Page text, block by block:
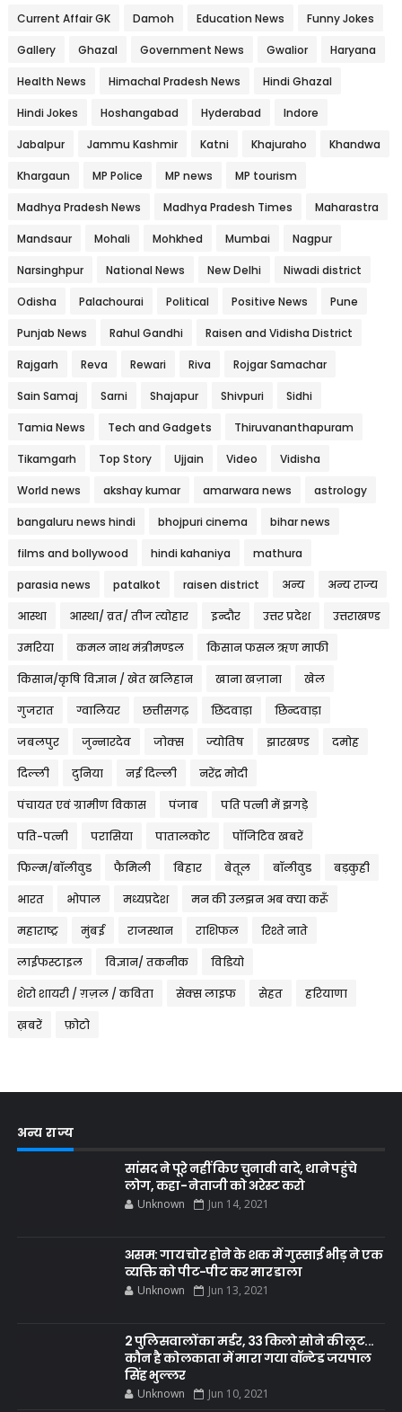
Current Affair GK Damoh Education News Funny Jokes
Gallery Ghazal Government News Gwalior Haryana
Health News Himachal Pradesh News Hindi Ghazal
Hindi Jokes Hoshangabad Hyderabad Indore
Jabalpur Jammu Kashmir Katni Khajuraho Khandwa
Khargaun MP Police MP news MP tourism
Madhya Pradesh News Madhya Pradesh Times Maharastra
Mandsaur Mohali Mohkhed Mumbai Nagpur
Narsinghpur National News New Delhi Niwadi district
Odisha Palachourai Political Positive News Pune
Punjab News Rahul Gandhi Raisen and Vidisha District
Rajgarh Reva Rewari Riva Rojgar Samachar
Sain Samaj Sarni Shajapur Shivpuri Sidhi
Tamia News Tech and Gadgets Thiruvananthapuram
Tikamgarh Top Story Ujjain Video Vidisha
World news akshay kumar amarwara news astrology
bangaluru news hindi bhojpuri cinema bihar news
films and bollywood hindi kahaniya mathura
parasia news patalkot raisen district अन्य अन्य राज्य
आस्था आस्था/ व्रत/ तीज त्‍योहार इन्दौर उत्तर प्रदेश उत्तराखण्ड
उमरिया कमल नाथ मंत्रीमण्डल किसान फसल ऋण माफी
किसान/कृषि विज्ञान / खेत खलिहान खाना खज़ाना खेल
गुजरात ग्वालियर छत्तीसगढ़ छिंदवाड़ा छिन्दवाड़ा
जबलपुर जुन्नारदेव जोक्स ज्योतिष झारखण्ड दमोह
दिल्ली दुनिया नई दिल्ली नरेंद्र मोदी
पंचायत एवं ग्रामीण विकास पंजाब पति पत्नी में झगड़े
पति-पत्नी परासिया पातालकोट पॉजिटिव खबरें
फिल्म/बॉलीवुड फैमिली बिहार बेतूल बॉलीवुड बड़कुही
भारत भोपाल मध्यप्रदेश मन की उलझन अब क्या करूँ
महाराष्ट्र मुंबई राजस्थान राशिफल रिश्ते नाते
लाईफस्टाइल विज्ञान/ तकनीक विडियो
शेरो शायरी / ग़ज़ल / कविता सेक्स लाइफ सेहत हरियाणा
ख़बरें फ़ोटो
अन्य राज्य
सांसद ने पूरे नहीं किए चुनावी वादे, थाने पहुंचे
लोग, कहा- नेताजी को अरेस्ट करो
Unknown Jun 14, 2021
असम: गाय चोर होने के शक में गुस्साई भीड़ ने एक
व्यक्ति को पीट-पीट कर मार डाला
Unknown Jun 13, 2021
2 पुलिसवालों का मर्डर, 33 किलो सोने की लूट...
कौन है कोलकाता में मारा गया वॉन्टेड जयपाल
सिंह भुल्लर
Unknown Jun 10, 2021